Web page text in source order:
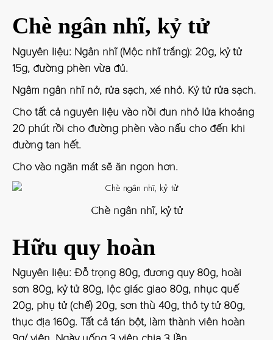
Chè ngân nhĩ, kỷ tử
Nguyên liệu: Ngân nhĩ (Mộc nhĩ trắng): 20g, kỷ tử
15g, đường phèn vừa đủ.
Ngâm ngân nhĩ nở, rửa sạch, xé nhỏ. Kỷ tử rửa sạch.
Cho tất cả nguyên liệu vào nồi đun nhỏ lửa khoảng
20 phút rồi cho đường phèn vào nấu cho đến khi
đường tan hết.
Cho vào ngăn mát sẽ ăn ngon hơn.
Chè ngân nhĩ, kỷ tử
Hữu quy hoàn
Nguyên liệu: Đỗ trọng 80g, đương quy 80g, hoài
sơn 80g, kỷ tử 80g, lộc giác giao 80g, nhục quế
20g, phụ tử (chế) 20g, sơn thù 40g, thỏ ty tử 80g,
thục địa 160g. Tất cả tán bột, làm thành viên hoàn